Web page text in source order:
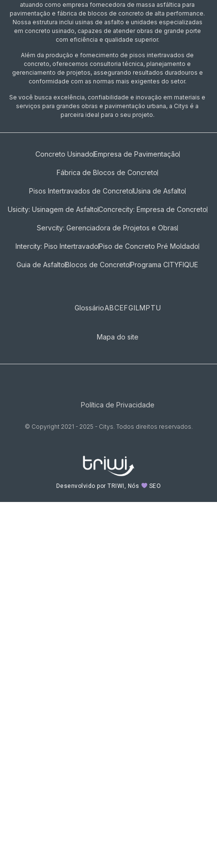
atuando como empresa fornecedora de massa asfáltica para
pavimentação e fábrica de blocos de concreto de alta performance.
Nossa estrutura inclui usinas de asfalto e unidades especializadas
em concreto usinado, capazes de atender obras de grande porte
com eficiência e qualidade superior.
Além da produção e fornecimento de pisos intertravados de
concreto, oferecemos consultoria técnica, planejamento e
gerenciamento de projetos, assegurando resultados duradouros e
conformidade com as normas mais exigentes do setor.
Se você busca excelência, confiabilidade e inovação em materiais e
serviços para grandes obras e pavimentação urbana, a Citys é a
parceira ideal para o seu projeto.
Concreto UsinadoEmpresa de Pavimentação
Fábrica de Blocos de Concreto
Pisos Intertravados de Concreto​Usina de Asfalto
Usicity: Usinagem de AsfaltoConcrecity: Empresa de Concreto
Servcity: Gerenciadora de Projetos e Obras
Intercity: Piso IntertravadoPiso de Concreto Pré Moldado
Guia de AsfaltoBlocos de ConcretoPrograma CITYFIQUE
GlossárioABCEFGILMPTU
Mapa do site
Política de Privacidade
© Copyright 2021 - 2025 - Citys. Todos direitos reservados.
Desenvolvido por TRIWI, Nós SEO